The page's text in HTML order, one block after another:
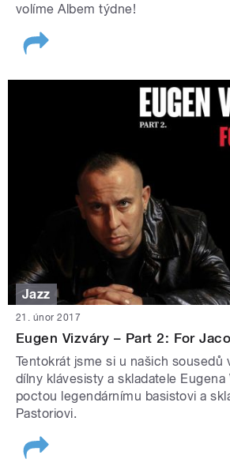
volíme Albem týdne!
Jazz
21. únor 2017
Eugen Vizváry – Part 2: For Jaco
Tentokrát jsme si u našich sousedů
dílny klávesisty a skladatele Eugena
poctou legendárnímu basistovi a
Pastoriovi.